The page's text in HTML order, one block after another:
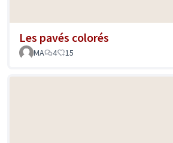
Les pavés colorés
MA
4 15